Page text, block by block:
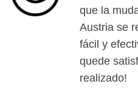
que la
Austria se
fácil y
quede
realizado!